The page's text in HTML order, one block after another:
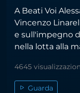
A Beati Voi
Vincenzo
e sull'impegno
nella lotta alla
4645
Guarda